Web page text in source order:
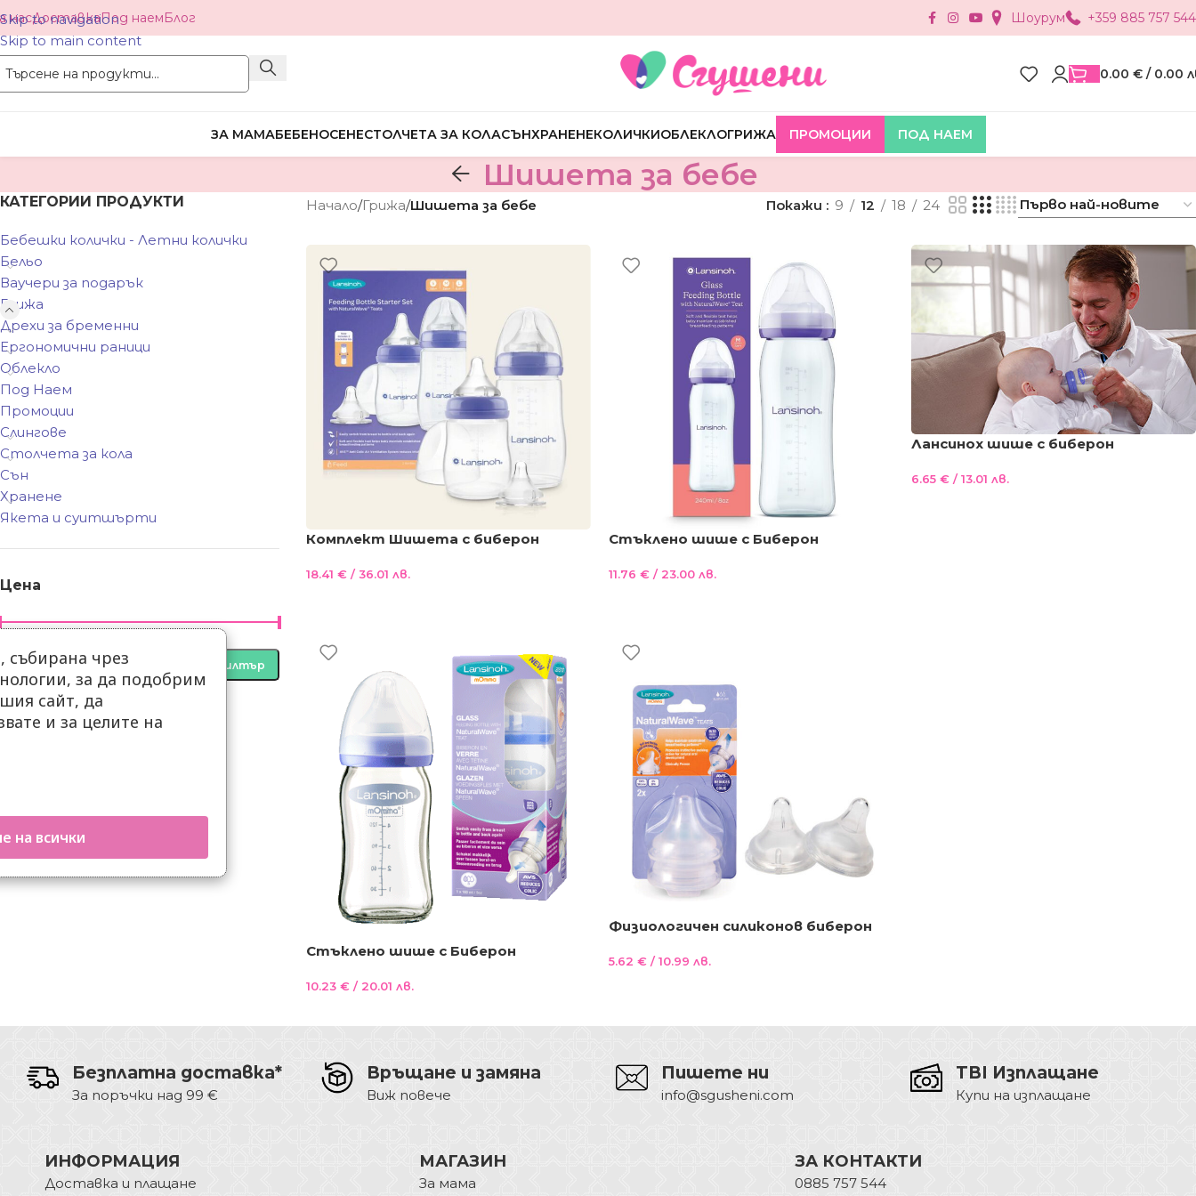
Skip to navigation
Skip to main content
насДоставкаПод наемБлог Шоурум +359 885 757 544
0.00 € / 0.00
ЗА МАМАБЕБЕНОСЕНЕСТОЛЧЕТА ЗА КОЛАСЪНХРАНЕНЕКОЛИЧКИОБЛЕКЛОГРИЖА ПРОМОЦИИ ПОД НАЕМ
Шишета за бебе
КАТЕГОРИИ ПРОДУКТИ
Бебешки колички - Летни колички
Бельо
Ваучери за подарък
Грижа
Дрехи за бременни
Ергономични раници
Облекло
Под Наем
Промоции
Слингове
Столчета за кола
Сън
Хранене
Якета и суитшърти
Цена
Филтър
Цена:0 €— 20 €
Начало/Грижа/Шишета за бебе Покажи 9 12 18 24
Комплект Шишета с биберон
18.41 €/ 36.01 лв.
Стъклено шише с Биберон
11.76 €/ 23.00 лв.
Лансинох шише с биберон
6.65 €/ 13.01 лв.
Стъклено шише с Биберон
10.23 €/ 20.01 лв.
Физиологичен силиконов биберон
течащ
5.62 €/ 10.99 лв.
Безплатна доставка*
За поръчки над 99 €
Връщане и замяна
Виж повече
Пишете ни
info@sgusheni.com
TBI Изплащане
Купи на изплащане
ИНФОРМАЦИЯ
Доставка и плащане
МАГАЗИН
За мама
ЗА КОНТАКТИ
0885 757 544
чрез
за да подобрим
сайт, да
и за целите на
на всички